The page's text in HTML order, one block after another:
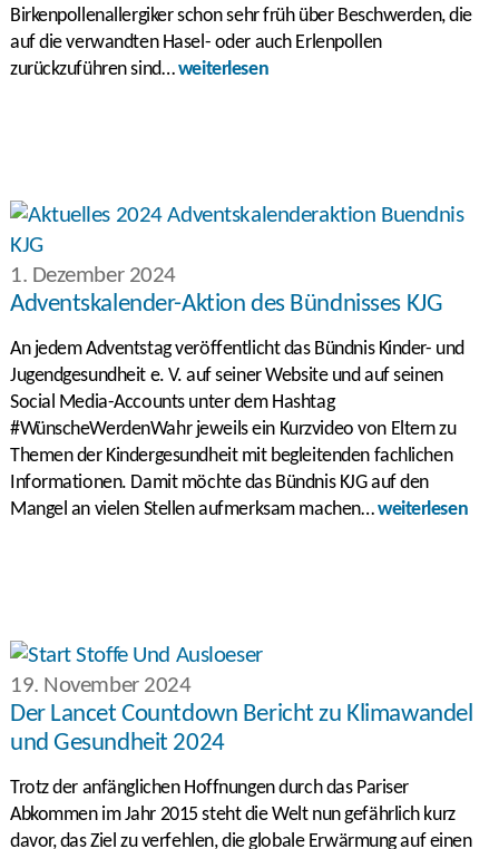
Birkenpollenallergiker schon sehr früh über Beschwerden, die
auf die verwandten Hasel- oder auch Erlenpollen
zurückzuführen sind…weiterlesen
1. Dezember 2024
Adventskalender-Aktion des Bündnisses KJG
An jedem Adventstag veröffentlicht das Bündnis Kinder- und
Jugendgesundheit e. V. auf seiner Website und auf seinen
Social Media-Accounts unter dem Hashtag
#WünscheWerdenWahr jeweils ein Kurzvideo von Eltern zu
Themen der Kindergesundheit mit begleitenden fachlichen
Informationen. Damit möchte das Bündnis KJG auf den
Mangel an vielen Stellen aufmerksam machen…weiterlesen
19. November 2024
Der Lancet Countdown Bericht zu Klimawandel
und Gesundheit 2024
Trotz der anfänglichen Hoffnungen durch das Pariser
Abkommen im Jahr 2015 steht die Welt nun gefährlich kurz
davor, das Ziel zu verfehlen, die globale Erwärmung auf einen